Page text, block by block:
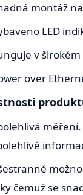
montáž
LED
v
over
čemuž se